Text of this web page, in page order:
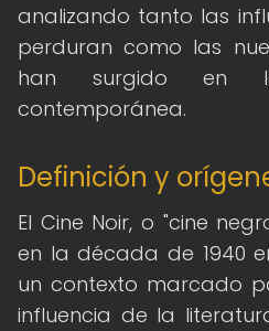
analizando tanto las
perduran como las
han surgido en
contemporánea.
Definición y
El Cine Noir, o "cine
en la década de 1940
un contexto marcado
influencia de la